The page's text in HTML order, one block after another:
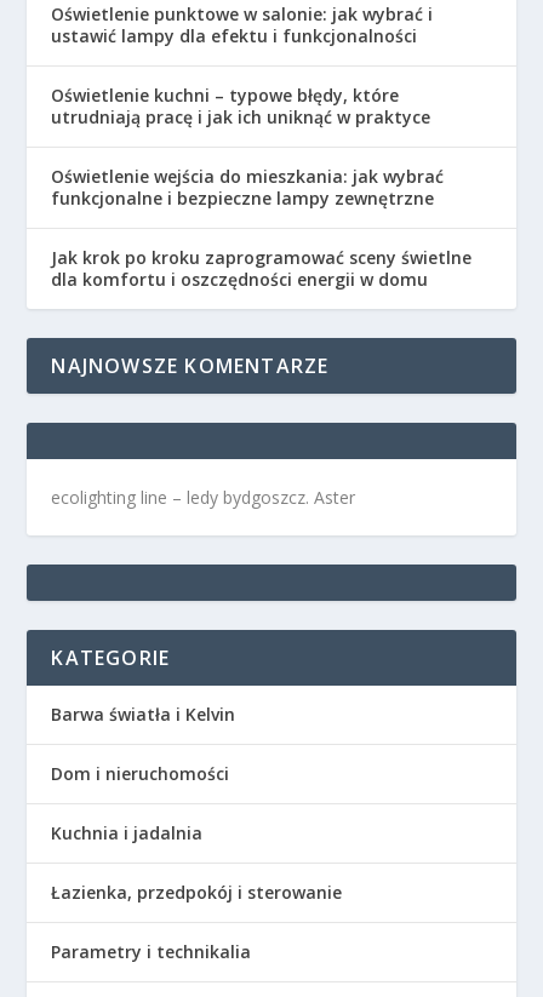
Oświetlenie punktowe w salonie: jak wybrać i
ustawić lampy dla efektu i funkcjonalności
Oświetlenie kuchni – typowe błędy, które
utrudniają pracę i jak ich uniknąć w praktyce
Oświetlenie wejścia do mieszkania: jak wybrać
funkcjonalne i bezpieczne lampy zewnętrzne
Jak krok po kroku zaprogramować sceny świetlne
dla komfortu i oszczędności energii w domu
NAJNOWSZE KOMENTARZE
ecolighting line – ledy bydgoszcz. Aster
KATEGORIE
Barwa światła i Kelvin
Dom i nieruchomości
Kuchnia i jadalnia
Łazienka, przedpokój i sterowanie
Parametry i technikalia